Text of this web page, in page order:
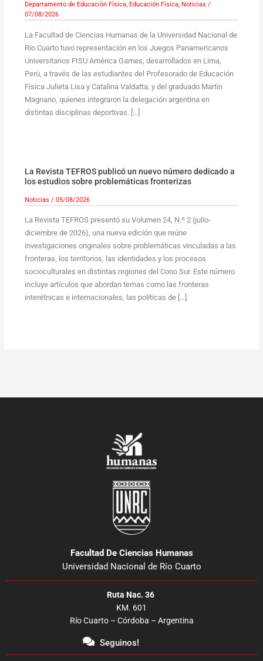
Departamento de Educación Física, Educación Física, Noticias /
07/08/2026
La Facultad de Ciencias Humanas de la Universidad Nacional de
Río Cuarto tuvo representación en los Juegos Panamericanos
Universitarios FISU América Games, desarrollados en Lima,
Perú, a través de las estudiantes del Profesorado de Educación
Física Julieta Lisa y Catalina Valdatta, y del graduado Martín
Magnano, quienes integraron la delegación argentina en
distintas disciplinas deportivas. […]
La Revista TEFROS publicó un nuevo número dedicado a
los estudios sobre problemáticas fronterizas
Noticias / 05/08/2026
La Revista TEFROS presentó su Volumen 24, N.º 2 (julio-
diciembre de 2026), una nueva edición que reúne
investigaciones originales sobre problemáticas vinculadas a las
fronteras, los territorios, las identidades y los procesos
socioculturales en distintas regiones del Cono Sur. Este número
incluye artículos que abordan temas como las fronteras
interétnicas e internacionales, las políticas de […]
Facultad De Ciencias Humanas
Universidad Nacional de Río Cuarto
Ruta Nac. 36
KM. 601
Río Cuarto – Córdoba – Argentina
Seguinos!